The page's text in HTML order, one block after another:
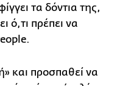
τα δόντια της,
ό,τι πρέπει να
και προσπαθεί να